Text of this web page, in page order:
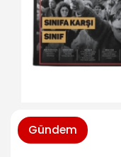
Gündem